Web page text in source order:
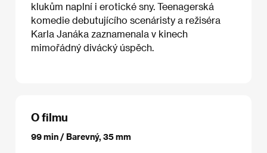
klukům naplní i erotické sny. Teenagerská
komedie debutujícího scenáristy a režiséra
Karla Janáka zaznamenala v kinech
mimořádný divácký úspěch.
O filmu
99 min / Barevný, 35 mm